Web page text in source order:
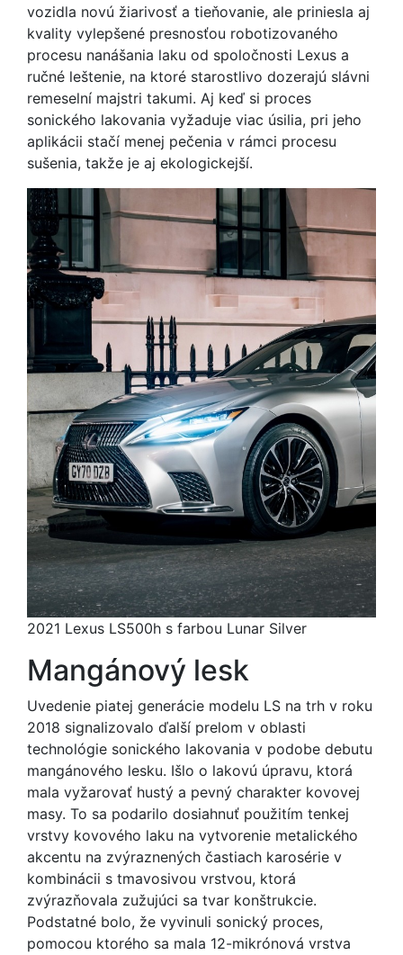
vozidla novú žiarivosť a tieňovanie, ale priniesla aj
kvality vylepšené presnosťou robotizovaného
procesu nanášania laku od spoločnosti Lexus a
ručné leštenie, na ktoré starostlivo dozerajú slávni
remeselní majstri takumi. Aj keď si proces
sonického lakovania vyžaduje viac úsilia, pri jeho
aplikácii stačí menej pečenia v rámci procesu
sušenia, takže je aj ekologickejší.
2021 Lexus LS500h s farbou Lunar Silver
Mangánový lesk
Uvedenie piatej generácie modelu LS na trh v roku
2018 signalizovalo ďalší prelom v oblasti
technológie sonického lakovania v podobe debutu
mangánového lesku. Išlo o lakovú úpravu, ktorá
mala vyžarovať hustý a pevný charakter kovovej
masy. To sa podarilo dosiahnuť použitím tenkej
vrstvy kovového laku na vytvorenie metalického
akcentu na zvýraznených častiach karosérie v
kombinácii s tmavosivou vrstvou, ktorá
zvýrazňovala zužujúci sa tvar konštrukcie.
Podstatné bolo, že vyvinuli sonický proces,
pomocou ktorého sa mala 12-mikrónová vrstva